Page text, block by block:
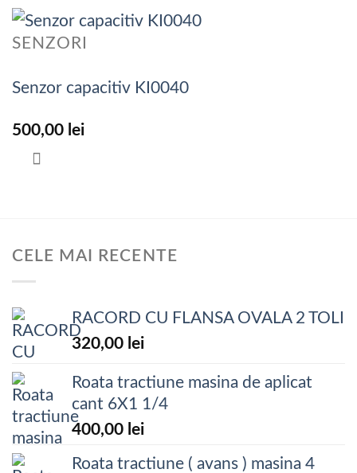
SENZORI
Senzor capacitiv KI0040
500,00 lei
CELE MAI RECENTE
RACORD CU FLANSA OVALA 2 TOLI
320,00 lei
Roata tractiune masina de aplicat
cant 6X1 1/4
400,00 lei
Roata tractiune ( avans ) masina 4